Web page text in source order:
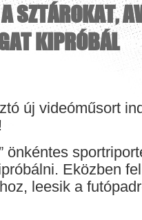
SZTÁROKAT,
KIPRÓBÁL
új videóműsort
önkéntes
Eközben
leesik a